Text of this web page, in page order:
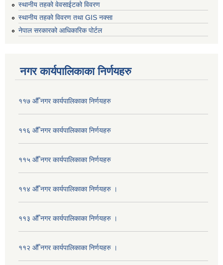
स्थानीय तहको वेवसाईटको विवरण
स्थानीय तहको विवरण तथा GIS नक्सा
नेपाल सरकारको आधिकारिक पोर्टल
नगर कार्यपालिकाका निर्णयहरु
११७ औँ नगर कार्यपालिकाका निर्णयहरु
११६ औँ नगर कार्यपालिकाका निर्णयहरु
११५ औँ नगर कार्यपालिकाका निर्णयहरु
११४ औँ नगर कार्यपालिकाका निर्णयहरु ।
११३ औँ नगर कार्यपालिकाका निर्णयहरु ।
११२ औँ नगर कार्यपालिकाका निर्णयहरु ।